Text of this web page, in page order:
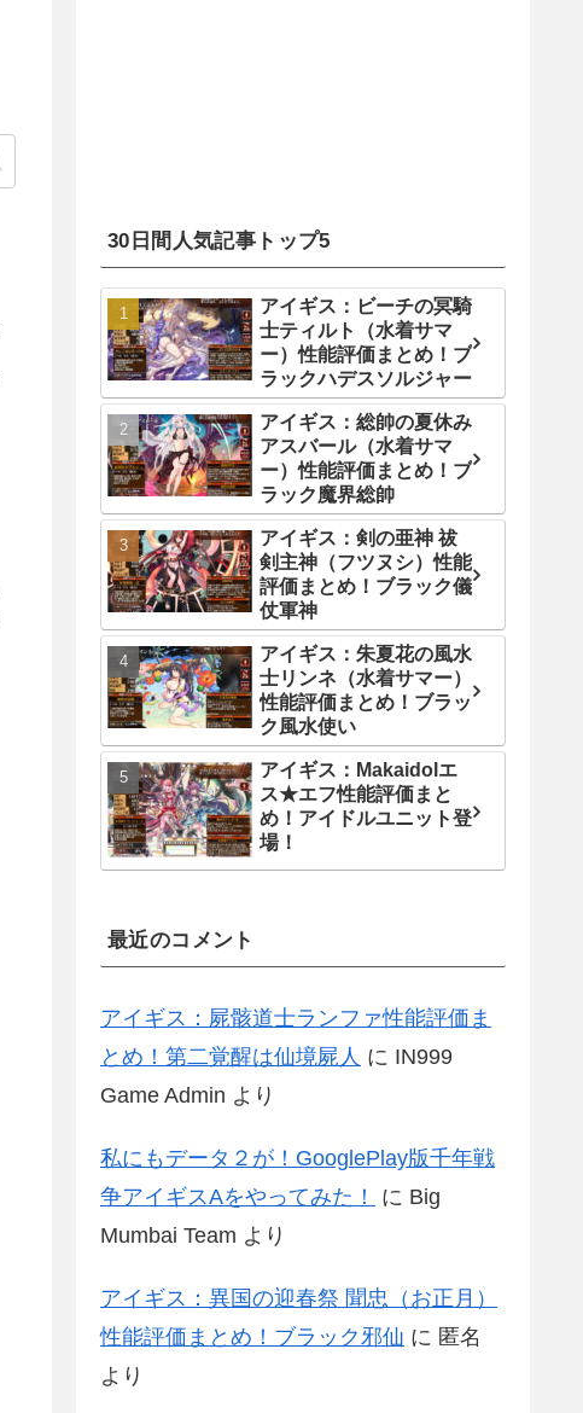
30日間人気記事トップ5
アイギス：ビーチの冥騎
士ティルト（水着サマ
ー）性能評価まとめ！ブ
ラックハデスソルジャー
アイギス：総帥の夏休み
アスバール（水着サマ
ー）性能評価まとめ！ブ
ラック魔界総帥
アイギス：剣の亜神 祓
剣主神（フツヌシ）性能
評価まとめ！ブラック儀
仗軍神
アイギス：朱夏花の風水
士リンネ（水着サマー）
性能評価まとめ！ブラッ
ク風水使い
アイギス：Makaidolエ
ス★エフ性能評価まと
め！アイドルユニット登
場！
最近のコメント
アイギス：屍骸道士ランファ性能評価ま
とめ！第二覚醒は仙境屍人 に IN999
Game Admin より
私にもデータ２が！GooglePlay版千年戦
争アイギスAをやってみた！
に Big
Mumbai Team より
アイギス：異国の迎春祭 聞忠（お正月）
性能評価まとめ！ブラック邪仙 に 匿名
より